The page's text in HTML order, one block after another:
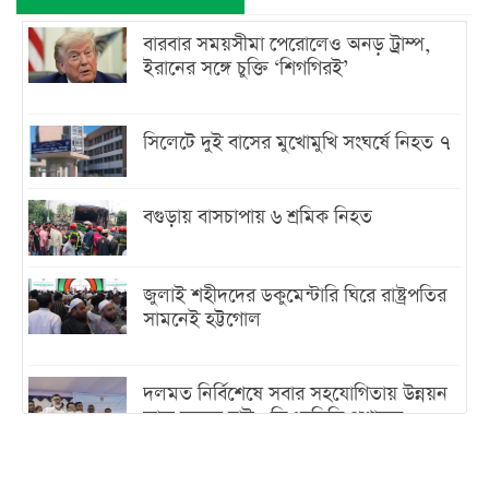
বারবার সময়সীমা পেরোলেও অনড় ট্রাম্প,
ইরানের সঙ্গে চুক্তি ‘শিগগিরই’
সিলেটে দুই বাসের মুখোমুখি সংঘর্ষে নিহত ৭
বগুড়ায় বাসচাপায় ৬ শ্রমিক নিহত
জুলাই শহীদদের ডকুমেন্টারি ঘিরে রাষ্ট্রপতির
সামনেই হট্টগোল
দলমত নির্বিশেষে সবার সহযোগিতায় উন্নয়ন
কাজ করতে চাই : ডিএনসিসি প্রশাসক